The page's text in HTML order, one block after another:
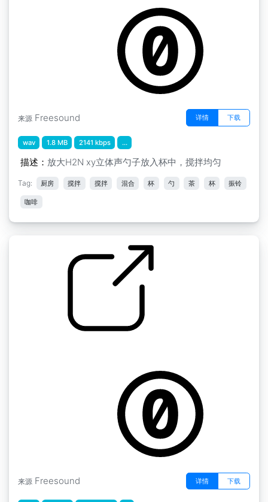
来源 Freesound 详情 下载
wav 1.8 MB 2141 kbps ...
描述： 放大H2N xy立体声勺子放入杯中，搅拌均匀
Tag: 厨房 搅拌 搅拌 混合 杯 勺 茶 杯 振铃
咖啡
来源 Freesound 详情 下载